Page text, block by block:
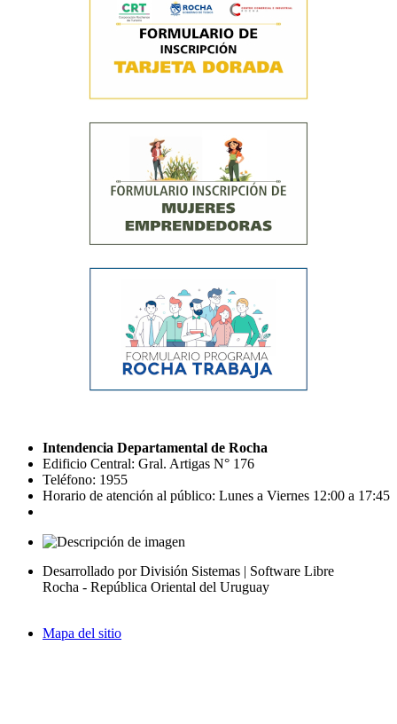
Intendencia Departamental de Rocha
Edificio Central: Gral. Artigas N° 176
Teléfono: 1955
Horario de atención al público: Lunes a Viernes 12:00 a 17:45
Desarrollado por División Sistemas | Software Libre
Rocha - República Oriental del Uruguay
Mapa del sitio